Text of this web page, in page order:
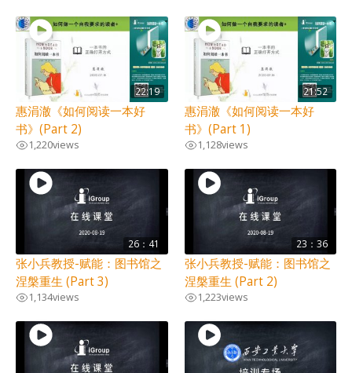
22:19
惠涓澈《如何阅读一本好
书》(Part 2)
1,220views
21:52
惠涓澈《如何阅读一本好
书》(Part 1)
1,128views
26：41
张小兵教授-赋能：图书馆之
涅槃重生 (Part 3)
1,134views
23：36
张小兵教授-赋能：图书馆之
涅槃重生 (Part 2)
1,223views